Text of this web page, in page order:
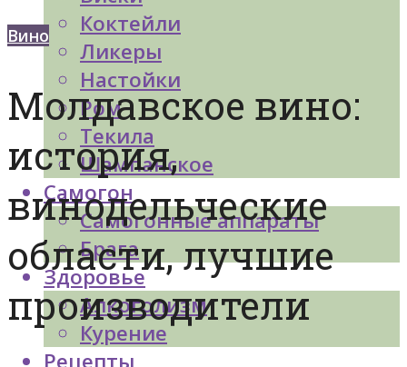
Коктейли
Ликеры
Настойки
Ром
Текила
Шампанское
Самогон
Самогонные аппараты
Брага
Здоровье
Алкоголизм
Курение
Вино
Молдавское вино:
история,
винодельческие
области, лучшие
производители